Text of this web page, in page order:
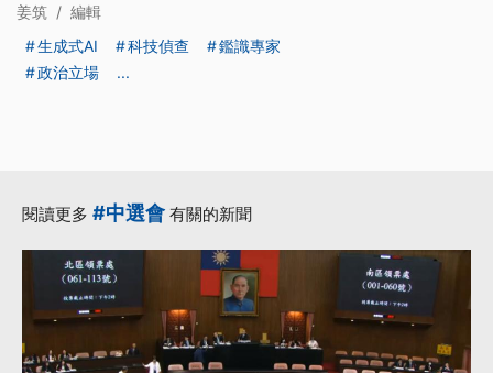
姜筑 / 編輯
生成式AI
科技偵查
鑑識專家
政治立場
...
閱讀更多 #中選會 有關的新聞